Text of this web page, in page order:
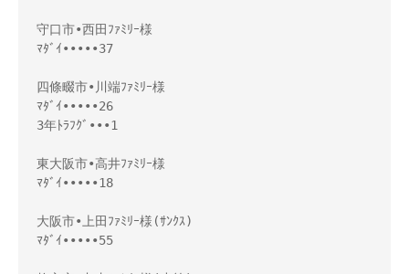
守口市•西田ﾌｧﾐﾘｰ様
ﾏﾀﾞｲ•••••37
四條畷市•川端ﾌｧﾐﾘｰ様
ﾏﾀﾞｲ•••••26
3年ﾄﾗﾌｸﾞ•••1
東大阪市•高井ﾌｧﾐﾘｰ様
ﾏﾀﾞｲ•••••18
大阪市•上田ﾌｧﾐﾘｰ様(ｻﾝｸｽ)
ﾏﾀﾞｲ•••••55